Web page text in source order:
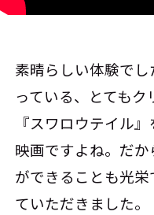
素晴らしい体験で
っている、とても
『スワロウテイル
映画ですよね。だ
ができることも光
ていただきました。